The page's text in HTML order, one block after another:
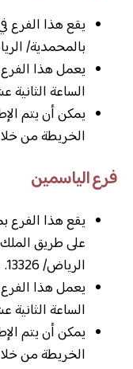
يقع هذا
بالمحمدية/ الرياض
يعمل هذا
الساعة
يمكن أن يتم
الخريطة من
فرع الياسمين
يقع هذا الفرع
على طريق
الرياض/ 13326.
يعمل هذا
الساعة
يمكن أن يتم
الخريطة من